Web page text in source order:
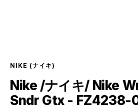
NIKE (ナイキ)
Nike /ナイキ/ Nike
Sndr Gtx - FZ4238-